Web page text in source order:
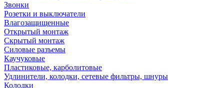
Звонки
Розетки и выключатели
Влагозащищенные
Открытый монтаж
Скрытый монтаж
Силовые разъемы
Каучуковые
Пластиковые, карболитовые
Удлинители, колодки, сетевые фильтры, шнуры
Колодки